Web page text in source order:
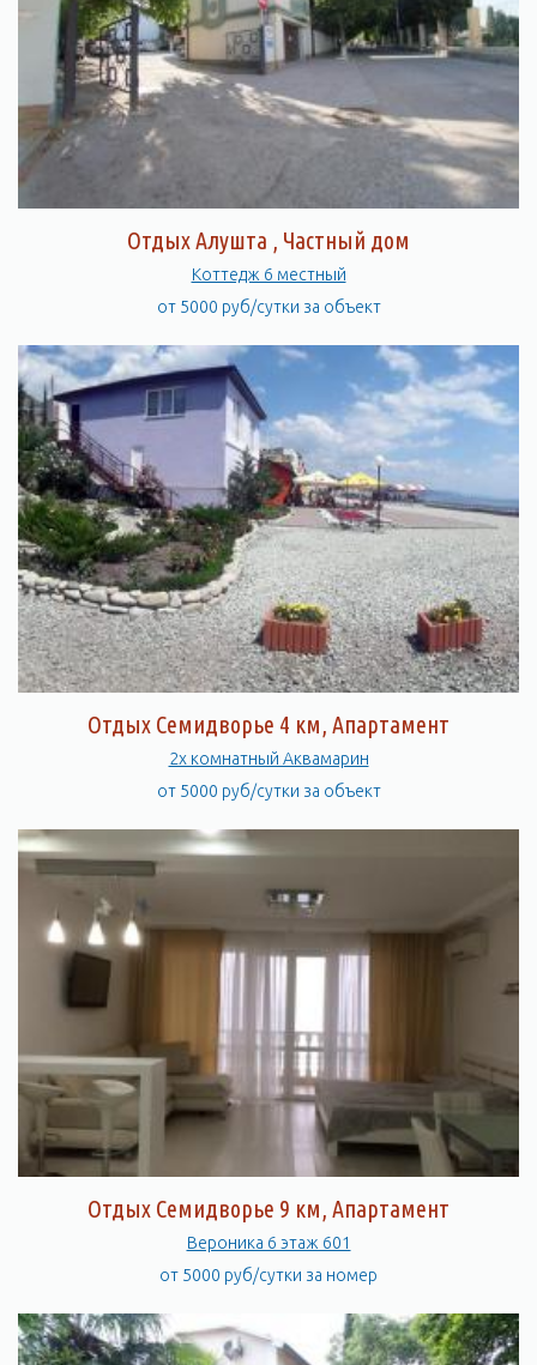
Отдых Алушта , Частный дом
Коттедж 6 местный
от 5000 руб/сутки за объект
Отдых Семидворье 4 км, Апартамент
2х комнатный Аквамарин
от 5000 руб/сутки за объект
Отдых Семидворье 9 км, Апартамент
Вероника 6 этаж 601
от 5000 руб/сутки за номер